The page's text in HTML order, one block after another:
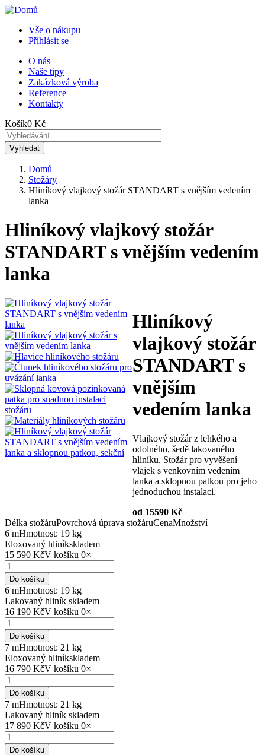
Přejít
hlavnímu
obsahu
Menu
uživatelského
účtu
Vše o nákupu
Přihlásit se
Horní
menu
O nás
Naše tipy
Zakázková výroba
Reference
Kontakty
Košík0 Kč
Drobečková
navigace
Domů
Stožáry
Hliníkový vlajkový stožár STANDART s vnějším vedením
lanka
Hliníkový vlajkový stožár
STANDART s vnějším vedením
lanka
Hliníkový
vlajkový stožár
STANDART s
vnějším
vedením lanka
Vlajkový stožár z lehkého a
odolného, šedě lakovaného
hliníku. Stožár pro vyvěšení
vlajek s venkovním vedením
lanka a sklopnou patkou pro jeho
jednoduchou instalaci.
od 15590 Kč
Délka stožáruPovrchová úprava stožáruCenaMnožství
6 mHmotnost: 19 kg
Eloxovaný hliníkskladem
15 590 KčV košíku 0×
Do košíku
6 mHmotnost: 19 kg
Lakovaný hliník skladem
16 190 KčV košíku 0×
Do košíku
7 mHmotnost: 21 kg
Eloxovaný hliníkskladem
16 790 KčV košíku 0×
Do košíku
7 mHmotnost: 21 kg
Lakovaný hliník skladem
17 890 KčV košíku 0×
Do košíku